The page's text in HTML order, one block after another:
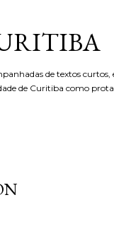
de textos
de Curitiba como